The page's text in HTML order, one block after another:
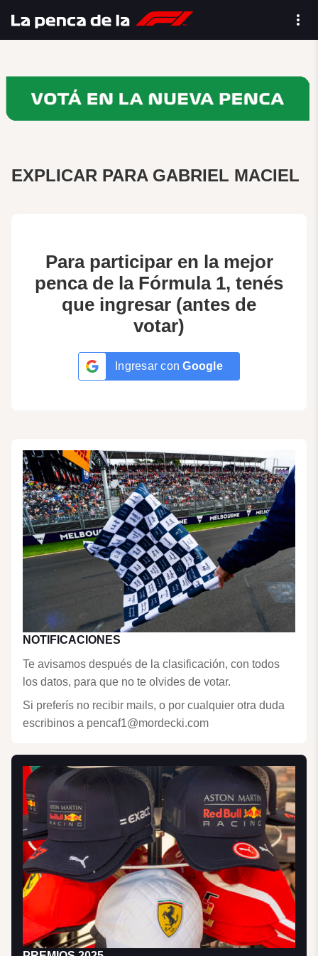
EXPLICAR PARA GABRIEL MACIEL
Para participar en la mejor
penca de la Fórmula 1, tenés
que ingresar (antes de
votar)
Ingresar conGoogle
NOTIFICACIONES
Te avisamos después de la clasificación, con todos
los datos, para que no te olvides de votar.
Si preferís no recibir mails, o por cualquier otra duda
escribinos a pencaf1@mordecki.com